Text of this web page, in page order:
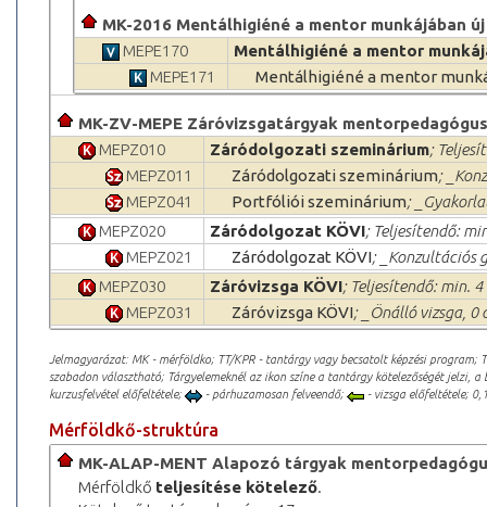
MK-2016 Mentálhigiéné a mentor munkájában
MEPE170
Mentálhigiéné a mentor
MEPE171
Mentálhigiéné a mentor
MK-ZV-MEPE Záróvizsgatárgyak mentorpedagógus
MEPZ010
Záródolgozati szeminárium;
MEPZ011
Záródolgozati szeminárium;
MEPZ041
Portfóliói szeminárium;
MEPZ020
Záródolgozat KÖVI; Teljesítendő:
MEPZ021
Záródolgozat KÖVI; _Konzultációs
MEPZ030
Záróvizsga KÖVI; Teljesítendő: min.
MEPZ031
Záróvizsga KÖVI; _Önálló vizsga, 0
Jelmagyarázat: MK - mérföldko; TT/KPR - tantárgy vagy becsatolt képzési program;
szabadon választható; Tárgyelemeknél az ikon színe a tantárgy kötelezőségét jelzi,
kurzusfelvétel előfeltétele;
- párhuzamosan felveendő; - vizsga előfeltétele;
Mérföldkő-struktúra
MK-ALAP-MENT Alapozó tárgyak
Mérföldkő teljesítése kötelező.